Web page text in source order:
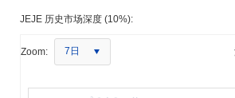
JEJE 历史市场深度 (10%):
Zoom: 7日